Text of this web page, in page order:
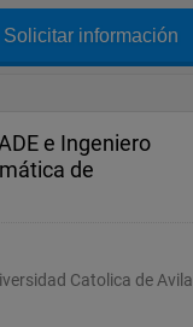
Solicitar información
e Ingeniero
de
Catolica de Avila